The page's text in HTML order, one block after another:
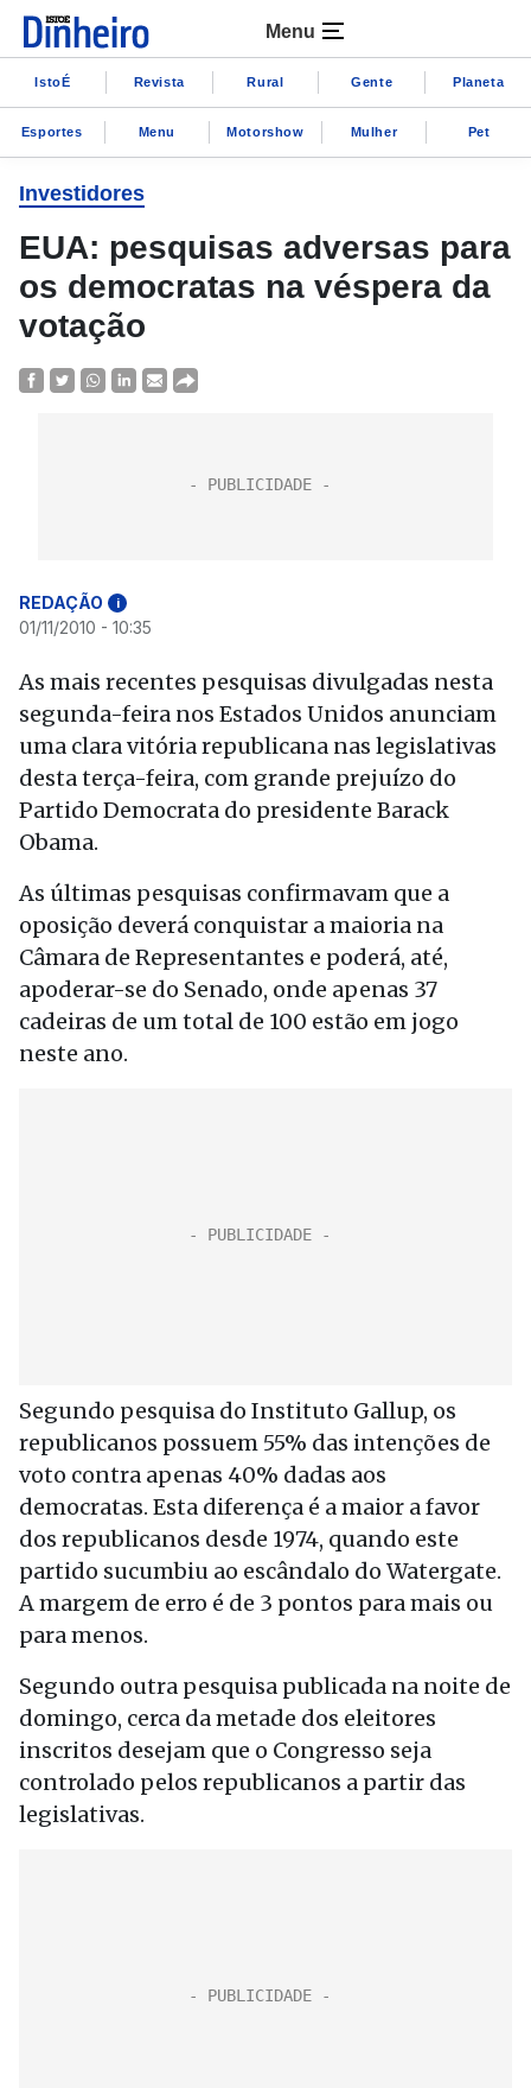
Menu
IstoÉ Revista Rural Gente Planeta
Esportes Menu Motorshow Mulher Pet
Investidores
EUA: pesquisas adversas para
os democratas na véspera da
votação
REDAÇÃO i
01/11/2010 - 10:35
As mais recentes pesquisas divulgadas nesta
segunda-feira nos Estados Unidos anunciam
uma clara vitória republicana nas legislativas
desta terça-feira, com grande prejuízo do
Partido Democrata do presidente Barack
Obama.
As últimas pesquisas confirmavam que a
oposição deverá conquistar a maioria na
Câmara de Representantes e poderá, até,
apoderar-se do Senado, onde apenas 37
cadeiras de um total de 100 estão em jogo
neste ano.
Segundo pesquisa do Instituto Gallup, os
republicanos possuem 55% das intenções de
voto contra apenas 40% dadas aos
democratas. Esta diferença é a maior a favor
dos republicanos desde 1974, quando este
partido sucumbiu ao escândalo do Watergate.
A margem de erro é de 3 pontos para mais ou
para menos.
Segundo outra pesquisa publicada na noite de
domingo, cerca da metade dos eleitores
inscritos desejam que o Congresso seja
controlado pelos republicanos a partir das
legislativas.